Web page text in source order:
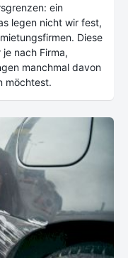
ein
legen nicht wir fest,
Diese
nach Firma,
manchmal davon
möchtest.